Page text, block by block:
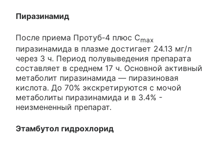
Пиразинамид
После приема Протуб-4 плюс Cmax
пиразинамида в плазме достигает 24.13 мг/л
через 3 ч. Период полувыведения препарата
составляет в среднем 17 ч. Основной активный
метаболит пиразинамида — пиразиновая
кислота. До 70% экскретируются с мочой
метаболиты пиразинамида и в 3.4% -
неизмененный препарат.
Этамбутол гидрохлорид